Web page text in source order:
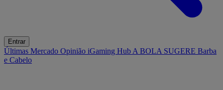
Entrar
Últimas Mercado Opinião iGaming Hub A BOLA SUGERE Barba
e Cabelo